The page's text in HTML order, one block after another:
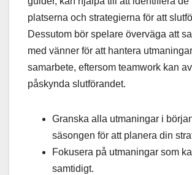
platserna och strategierna för att
Dessutom bör spelare överväga att
med vänner för att hantera
samarbete, eftersom teamwork kan
påskynda slutförandet.
Granska alla utmaningar i
säsongen för att planera din
Fokusera på utmaningar som
samtidigt.